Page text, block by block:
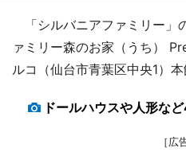
「シルバニアファミリー」
ァミリー森のお家（うち）
ルコ（仙台市青葉区中央1）
ドールハウスや人形な
［広